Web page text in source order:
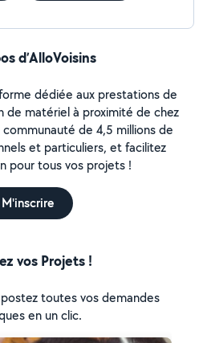
d’AlloVoisins
dédiée aux prestations de
de matériel à proximité de chez
de 4,5 millions de
et particuliers, et facilitez
pour tous vos projets !
M'inscrire
vos Projets !
toutes vos demandes
en un clic.